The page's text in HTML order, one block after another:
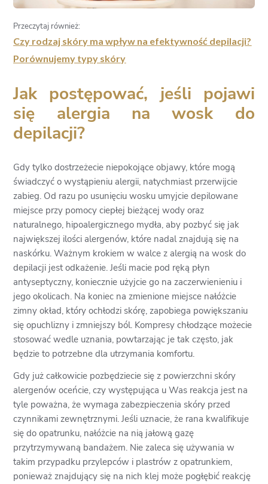
Przeczytaj również:
Czy rodzaj skóry ma wpływ na efektywność depilacji?
Porównujemy typy skóry
Jak postępować, jeśli pojawi
się alergia na wosk do
depilacji?
Gdy tylko dostrzeżecie niepokojące objawy, które mogą
świadczyć o wystąpieniu alergii, natychmiast przerwijcie
zabieg. Od razu po usunięciu wosku umyjcie depilowane
miejsce przy pomocy ciepłej bieżącej wody oraz
naturalnego, hipoalergicznego mydła, aby pozbyć się jak
największej ilości alergenów, które nadal znajdują się na
naskórku. Ważnym krokiem w walce z alergią na wosk do
depilacji jest odkażenie. Jeśli macie pod ręką płyn
antyseptyczny, koniecznie użyjcie go na zaczerwienieniu i
jego okolicach. Na koniec na zmienione miejsce nałóżcie
zimny okład, który ochłodzi skórę, zapobiega powiększaniu
się opuchlizny i zmniejszy ból. Kompresy chłodzące możecie
stosować wedle uznania, powtarzając je tak często, jak
będzie to potrzebne dla utrzymania komfortu.
Gdy już całkowicie pozbędziecie się z powierzchni skóry
alergenów oceńcie, czy występująca u Was reakcja jest na
tyle poważna, że wymaga zabezpieczenia skóry przed
czynnikami zewnętrznymi. Jeśli uznacie, że rana kwalifikuje
się do opatrunku, nałóżcie na nią jałową gazę
przytrzymywaną bandażem. Nie zaleca się używania w
takim przypadku przylepców i plastrów z opatrunkiem,
ponieważ znajdujący się na nich klej może pogłębić reakcję